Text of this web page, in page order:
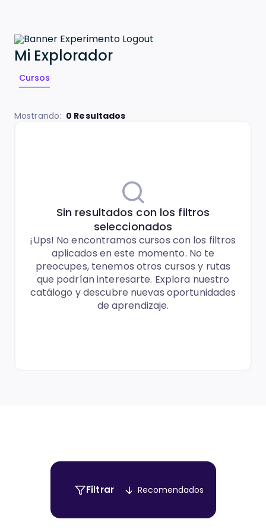
Mi Explorador
Cursos
Mostrando: 0 Resultados
Sin resultados con los filtros
seleccionados
¡Ups! No encontramos cursos con los filtros
aplicados en este momento. No te
preocupes, tenemos otros cursos y rutas
que podrían interesarte. Explora nuestro
catálogo y descubre nuevas oportunidades
de aprendizaje.
Filtrar Recomendados